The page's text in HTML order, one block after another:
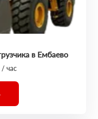
в Ембаево
час